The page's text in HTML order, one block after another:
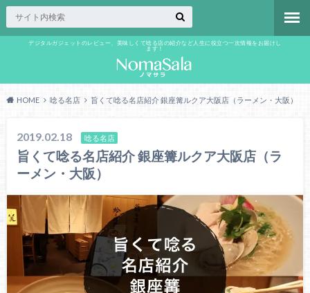
デジタルガジェットのレビュー、美味しくて唸る店の紹介など人生に役立つ一次情報をお届けし
ます！
HOME 唸る名店 旨くて唸る名店紹介 銀座篝ルクア大阪店（ラーメン・大阪）
2019.02.18 唸る名店
旨くて唸る名店紹介 銀座篝ルクア大阪店（ラ
ーメン・大阪）